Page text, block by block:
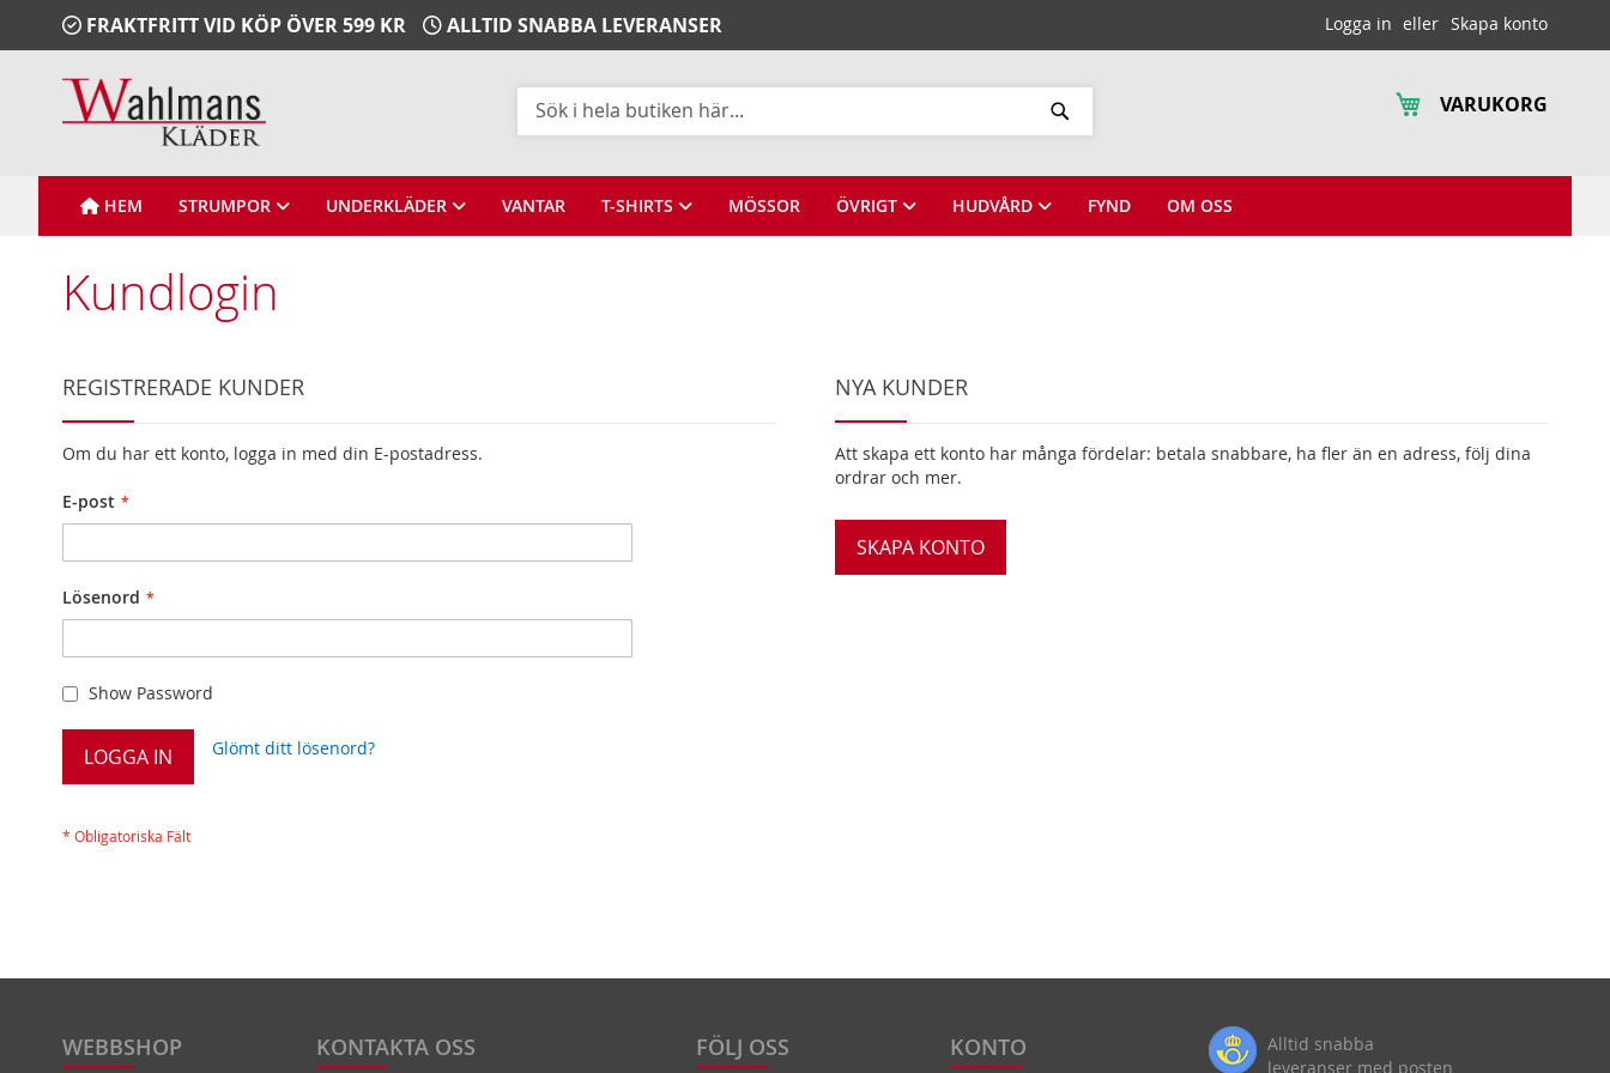
Gå
vidare
Innehåll
Logga in Skapa konto
FRAKTFRITT VID KÖP ÖVER 599 KR ALLTID SNABBA LEVERANSER
VARUKORG
HEM STRUMPOR UNDERKLÄDER VANTAR T-SHIRTS MÖSSOR ÖVRIGT HUDVÅRD FYND OM OSS
Kundlogin
REGISTRERADE KUNDER
Om du har ett konto, logga in med din E-postadress.
E-post
Lösenord
Show Password
LOGGA IN Glömt ditt lösenord?
NYA KUNDER
Att skapa ett konto har många fördelar: betala snabbare, ha fler än en adress, följ dina
ordrar och mer.
SKAPA KONTO
WEBBSHOP KONTAKTA OSS FÖLJ OSS KONTO
Alltid snabba
leveranser med posten